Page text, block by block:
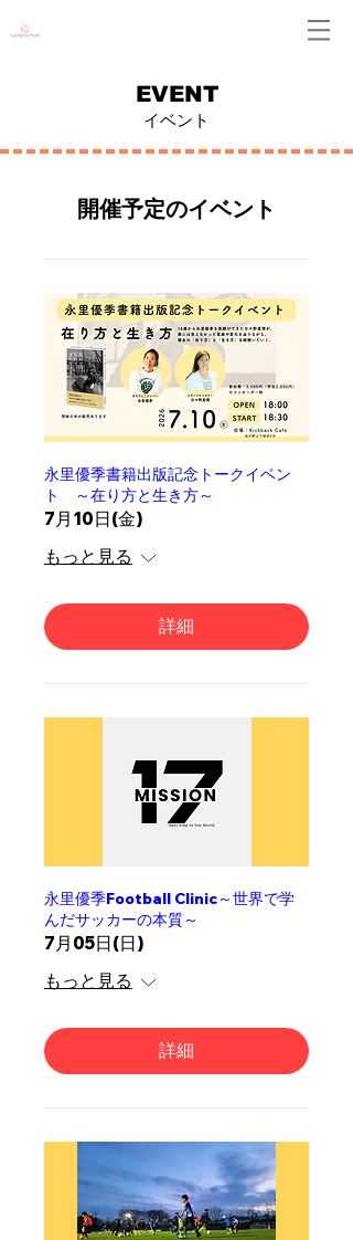
EVENT
イベント
開催予定のイベント
永里優季書籍出版記念トークイベン
ト ～在り方と生き方～
7月10日(金)
もっと見る
詳細
永里優季Football Clinic～世界で学
んだサッカーの本質～
7月05日(日)
もっと見る
詳細